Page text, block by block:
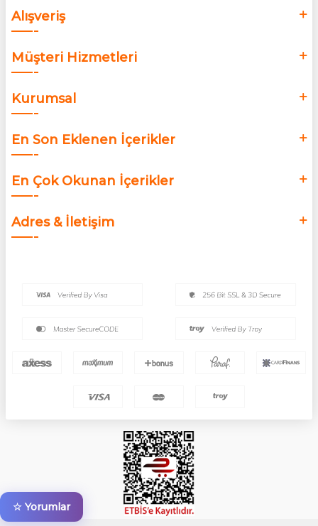
☆ Yorumlar
Alışveriş
Müşteri Hizmetleri
Kurumsal
En Son Eklenen İçerikler
En Çok Okunan İçerikler
Adres & İletişim